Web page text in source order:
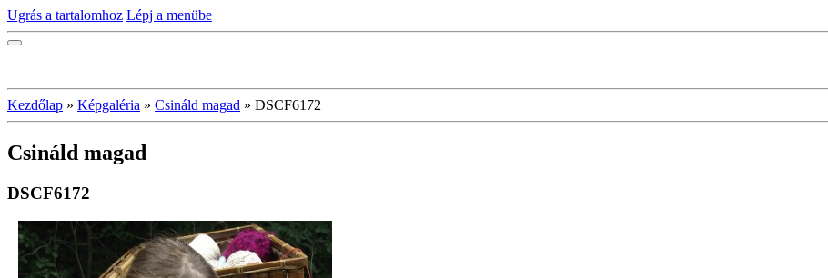
Ugrás a tartalomhoz Lépj a menübe
Kezdőlap » Képgaléria » Csináld magad » DSCF6172
Csináld magad
DSCF6172